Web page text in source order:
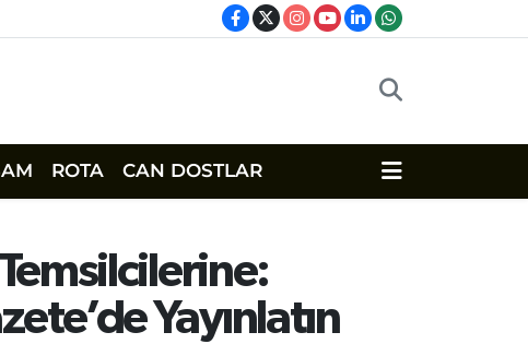
ROTA CAN DOSTLAR
Yayınlatın